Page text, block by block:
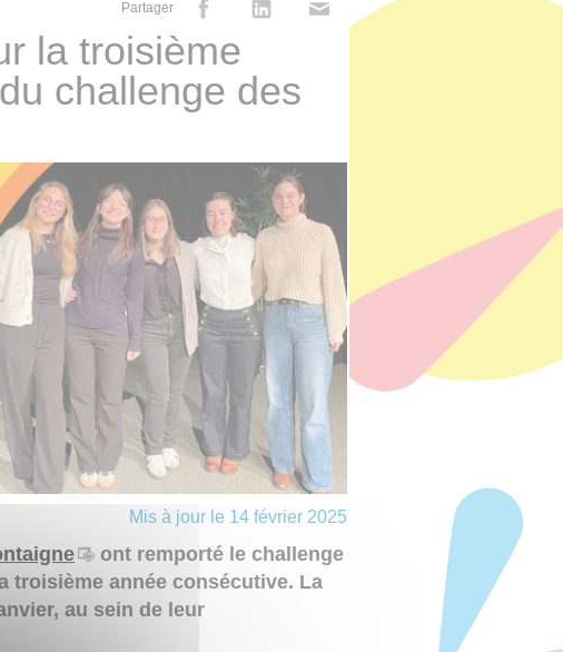
Partager
la troisième
challenge des
Mis à jour le 14 février 2025
ont remporté le challenge
troisième année consécutive. La
au sein de leur